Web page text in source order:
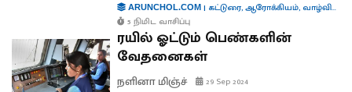
ARUNCHOL.COM| கட்டுரை,ஆரோக்கியம், வாழ்வியல்
5 நிமிட வாசிப்பு
ரயில் ஓட்டும் பெண்களின்
வேதனைகள்
நளினா மிஞ்ச் 29 Sep 2024